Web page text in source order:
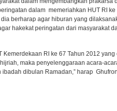
dalam memeriahkan HUT RI
berharap agar hiburan yang
hakekat peringatan dari masyarakat
Kemerdekaan RI ke 67 Tahun 2012
maka penyelenggaraan acara-
ibadah dibulan Ramadan,” harap